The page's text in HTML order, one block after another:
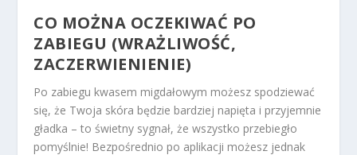
CO MOŻNA OCZEKIWAĆ PO
ZABIEGU (WRAŻLIWOŚĆ,
ZACZERWIENIENIE)
Po zabiegu kwasem migdałowym możesz spodziewać
się, że Twoja skóra będzie bardziej napięta i przyjemnie
gładka – to świetny sygnał, że wszystko przebiegło
pomyślnie! Bezpośrednio po aplikacji możesz jednak